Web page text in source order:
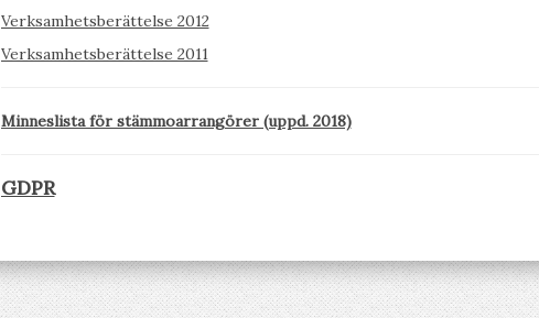
Verksamhetsberättelse 2012
Verksamhetsberättelse 2011
Minneslista för stämmoarrangörer (uppd. 2018)
GDPR